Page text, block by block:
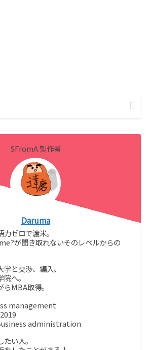
SFromA 製作者
Daruma
ゼロで渡米。
が聞き取れないそのレベルからの
と交渉、編入、
へ。
MBA取得。
management
administration
い人。